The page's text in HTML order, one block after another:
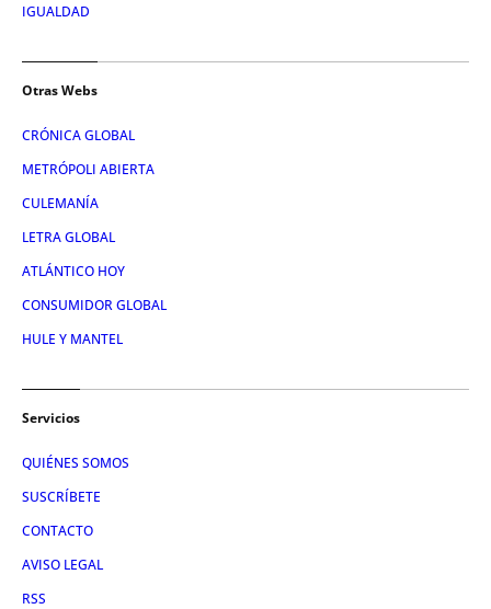
IGUALDAD
Otras Webs
CRÓNICA GLOBAL
METRÓPOLI ABIERTA
CULEMANÍA
LETRA GLOBAL
ATLÁNTICO HOY
CONSUMIDOR GLOBAL
HULE Y MANTEL
Servicios
QUIÉNES SOMOS
SUSCRÍBETE
CONTACTO
AVISO LEGAL
RSS